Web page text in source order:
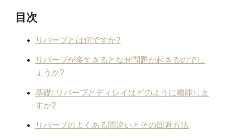
目次
リバーブとは何ですか?
リバーブが多すぎるとなぜ問題が起きるのでし
ょうか?
基礎: リバーブとディレイはどのように機能しま
すか?
リバーブのよくある間違いとその回避方法